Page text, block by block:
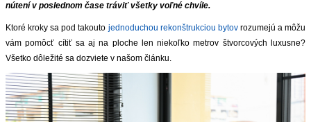
POZEMKY
GARÁŽE
PRÁVNA PORADŇA
FINANCIE
O NÁS
O NÁS
REALITNÁ INZERCIA NA TRH.SK
CENNÍK REALITNEJ INZERCIE
nútení v poslednom čase tráviť všetky voľné chvíle.
Ktoré kroky sa pod takouto jednoduchou rekonštrukciou bytovrozumejú a môžu
vám pomôcť cítiť sa aj na ploche len niekoľko metrov štvorcových luxusne?
Všetko dôležité sa dozviete v našom článku.